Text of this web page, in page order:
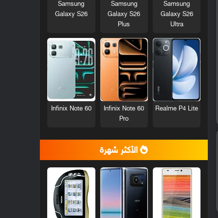
Samsung
Galaxy S26
Ultra
Samsung
Galaxy S26
Plus
Samsung
Galaxy S26
Realme P4 Lite
Infinix Note 60
Pro
Infinix Note 60
الأكثر شهرة